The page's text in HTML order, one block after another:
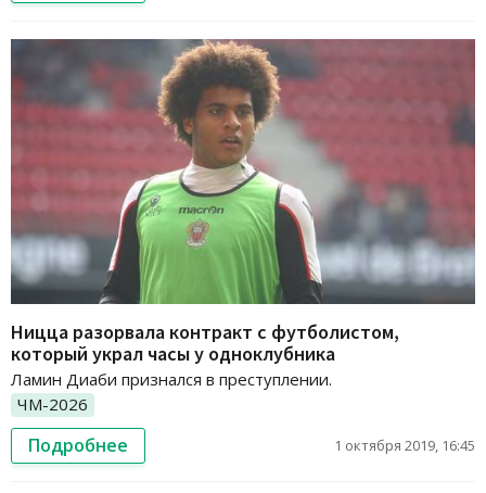
Ницца разорвала контракт с футболистом,
который украл часы у одноклубника
Ламин Диаби признался в преступлении.
ЧМ-2026
Подробнее 1 октября 2019, 16:45